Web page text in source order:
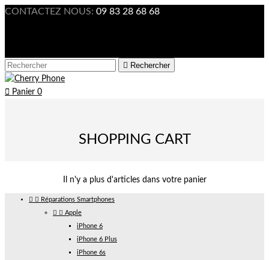
CONTACTEZ NOUS: 09 83 28 68 68
 Rechercher
 Panier 0
SHOPPING CART
Il n'y a plus d'articles dans votre panier
  Réparations Smartphones
  Apple
iPhone 6
iPhone 6 Plus
iPhone 6s